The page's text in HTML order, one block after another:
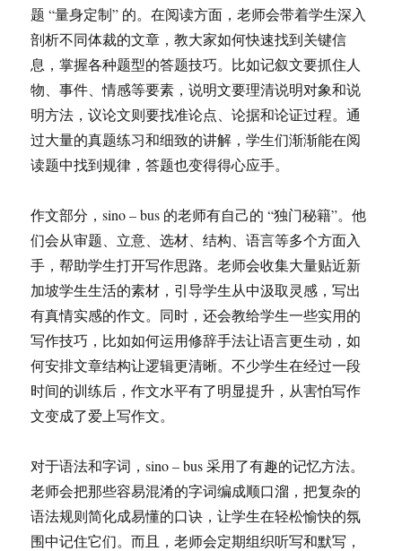
题 “量身定制” 的。在阅读方面，老师会带着学生深入
剖析不同体裁的文章，教大家如何快速找到关键信
息，掌握各种题型的答题技巧。比如记叙文要抓住人
物、事件、情感等要素，说明文要理清说明对象和说
明方法，议论文则要找准论点、论据和论证过程。通
过大量的真题练习和细致的讲解，学生们渐渐能在阅
读题中找到规律，答题也变得得心应手。
作文部分，sino – bus 的老师有自己的 “独门秘籍”。他
们会从审题、立意、选材、结构、语言等多个方面入
手，帮助学生打开写作思路。老师会收集大量贴近新
加坡学生生活的素材，引导学生从中汲取灵感，写出
有真情实感的作文。同时，还会教给学生一些实用的
写作技巧，比如如何运用修辞手法让语言更生动，如
何安排文章结构让逻辑更清晰。不少学生在经过一段
时间的训练后，作文水平有了明显提升，从害怕写作
文变成了爱上写作文。
对于语法和字词，sino – bus 采用了有趣的记忆方法。
老师会把那些容易混淆的字词编成顺口溜，把复杂的
语法规则简化成易懂的口诀，让学生在轻松愉快的氛
围中记住它们。而且，老师会定期组织听写和默写，